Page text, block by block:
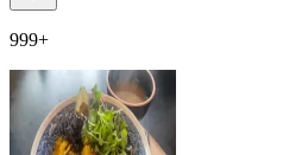
999+